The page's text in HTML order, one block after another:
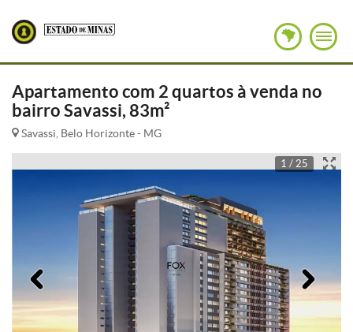
Apartamento com 2 quartos à venda no
bairro Savassi, 83m²
Savassi, Belo Horizonte - MG
1 / 25
Anterior